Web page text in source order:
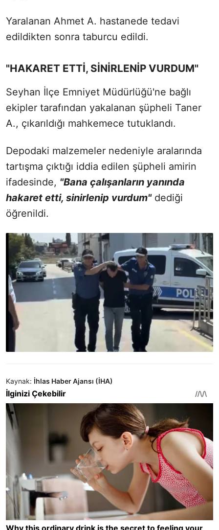
Yaralanan Ahmet A. hastanede tedavi
edildikten sonra taburcu edildi.
"HAKARET ETTİ, SİNİRLENİP VURDUM"
Seyhan İlçe Emniyet Müdürlüğü'ne bağlı
ekipler tarafından yakalanan şüpheli Taner
A., çıkarıldığı mahkemece tutuklandı.
Depodaki malzemeler nedeniyle aralarında
tartışma çıktığı iddia edilen şüpheli amirin
ifadesinde, "Bana çalışanların yanında
hakaret etti, sinirlenip vurdum"dediği
öğrenildi.
Kaynak: İhlas Haber Ajansı (İHA)